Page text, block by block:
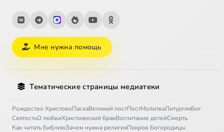
Мне нужна помощь
Тематические страницы медиатеки
Рождество ХристовоПасхаВеликий постПостМолитваЛитургияБог
СвятостьО любвиХристианский бракВоспитание детейСмерть
Как читать БиблиюЗачем нужна религияПокров Богородицы